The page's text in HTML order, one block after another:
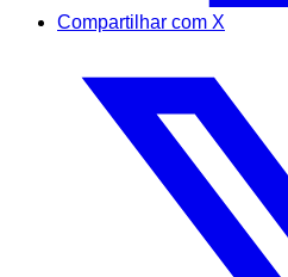
Compartilhar com X